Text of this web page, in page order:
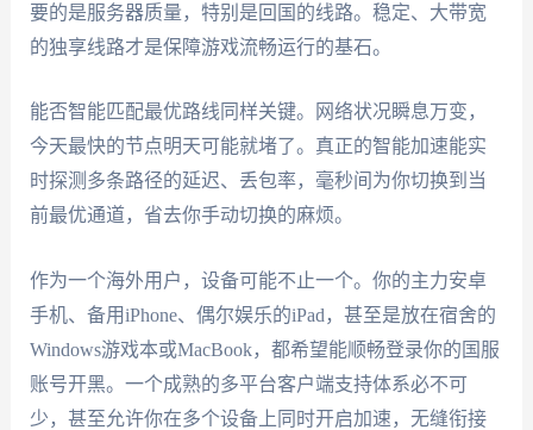
要的是服务器质量，特别是回国的线路。稳定、大带宽
的独享线路才是保障游戏流畅运行的基石。
能否智能匹配最优路线同样关键。网络状况瞬息万变，
今天最快的节点明天可能就堵了。真正的智能加速能实
时探测多条路径的延迟、丢包率，毫秒间为你切换到当
前最优通道，省去你手动切换的麻烦。
作为一个海外用户，设备可能不止一个。你的主力安卓
手机、备用iPhone、偶尔娱乐的iPad，甚至是放在宿舍的
Windows游戏本或MacBook，都希望能顺畅登录你的国服
账号开黑。一个成熟的多平台客户端支持体系必不可
少，甚至允许你在多个设备上同时开启加速，无缝衔接